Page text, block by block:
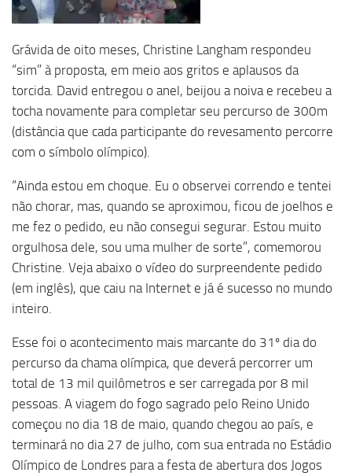
Grávida de oito meses, Christine Langham respondeu
“sim” à proposta, em meio aos gritos e aplausos da
torcida. David entregou o anel, beijou a noiva e recebeu a
tocha novamente para completar seu percurso de 300m
(distância que cada participante do revesamento percorre
com o símbolo olímpico).
“Ainda estou em choque. Eu o observei correndo e tentei
não chorar, mas, quando se aproximou, ficou de joelhos e
me fez o pedido, eu não consegui segurar. Estou muito
orgulhosa dele, sou uma mulher de sorte”, comemorou
Christine. Veja abaixo o vídeo do surpreendente pedido
(em inglês), que caiu na Internet e já é sucesso no mundo
inteiro.
Esse foi o acontecimento mais marcante do 31º dia do
percurso da chama olímpica, que deverá percorrer um
total de 13 mil quilômetros e ser carregada por 8 mil
pessoas. A viagem do fogo sagrado pelo Reino Unido
começou no dia 18 de maio, quando chegou ao país, e
terminará no dia 27 de julho, com sua entrada no Estádio
Olímpico de Londres para a festa de abertura dos Jogos